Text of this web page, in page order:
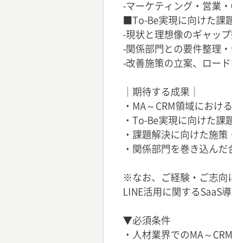
-マーケティング・営業
■To-Be実現に向けた課
-現状と理想像のギャッ
-関係部門との要件整理
-改善施策の立案、ロー
｜期待する成果｜
・MA～CRM領域におけ
・To-Be実現に向けた課
・課題解決に向けた施
・関係部門を巻き込ん
※なお、ご経験・ご志向
LINE活用に関するSaaS
▼必須条件
・人材業界でのMA～